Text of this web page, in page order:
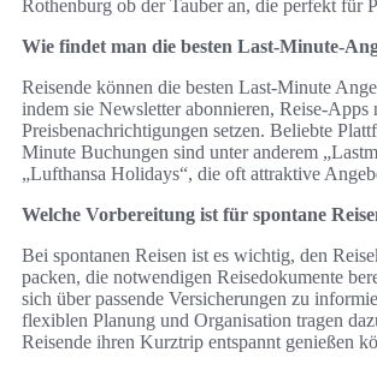
Rothenburg ob der Tauber an, die perfekt für
Wie findet man die besten Last-Minute-
Reisende können die besten Last-Minute
indem sie Newsletter abonnieren, Reise-Apps
Preisbenachrichtigungen setzen. Beliebte
Minute Buchungen sind unter anderem
„Lufthansa Holidays“, die oft attraktive
Welche Vorbereitung ist für spontane
Bei spontanen Reisen ist es wichtig, den
packen, die notwendigen Reisedokumente
sich über passende Versicherungen zu
flexiblen Planung und Organisation tragen
Reisende ihren Kurztrip entspannt genießen